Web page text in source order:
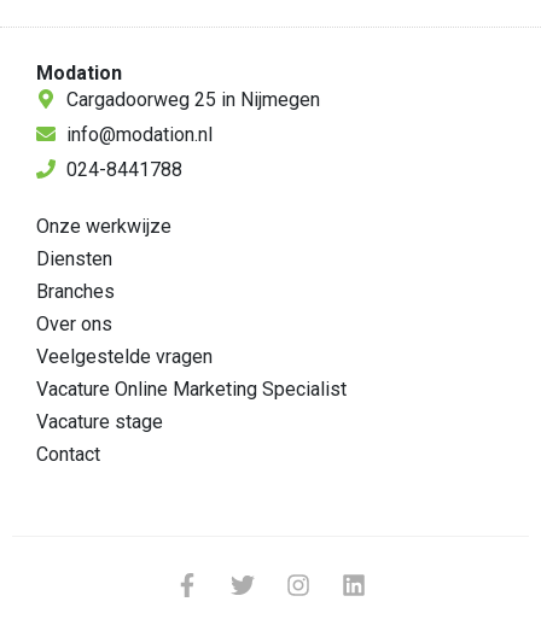
Modation
Cargadoorweg 25 in Nijmegen
info@modation.nl
024-8441788
Onze werkwijze
Diensten
Branches
Over ons
Veelgestelde vragen
Vacature Online Marketing Specialist
Vacature stage
Contact